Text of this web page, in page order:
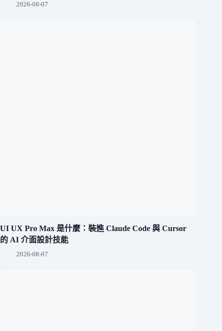
2026-08-07
UI UX Pro Max 是什麼：裝進 Claude Code 與 Cursor
的 AI 介面設計技能
2026-08-07